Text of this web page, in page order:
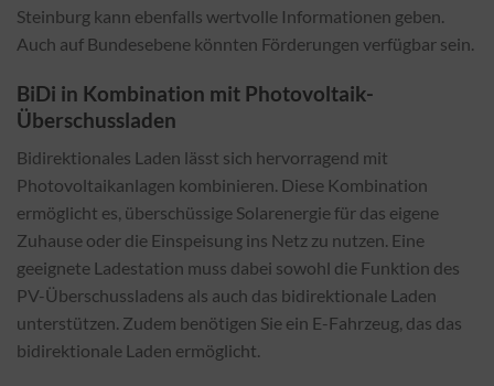
Steinburg kann ebenfalls wertvolle Informationen geben.
Auch auf Bundesebene könnten Förderungen verfügbar sein.
BiDi in Kombination mit Photovoltaik-
Überschussladen
Bidirektionales Laden lässt sich hervorragend mit
Photovoltaikanlagen kombinieren. Diese Kombination
ermöglicht es, überschüssige Solarenergie für das eigene
Zuhause oder die Einspeisung ins Netz zu nutzen. Eine
geeignete Ladestation muss dabei sowohl die Funktion des
PV-Überschussladens als auch das bidirektionale Laden
unterstützen. Zudem benötigen Sie ein E-Fahrzeug, das das
bidirektionale Laden ermöglicht.